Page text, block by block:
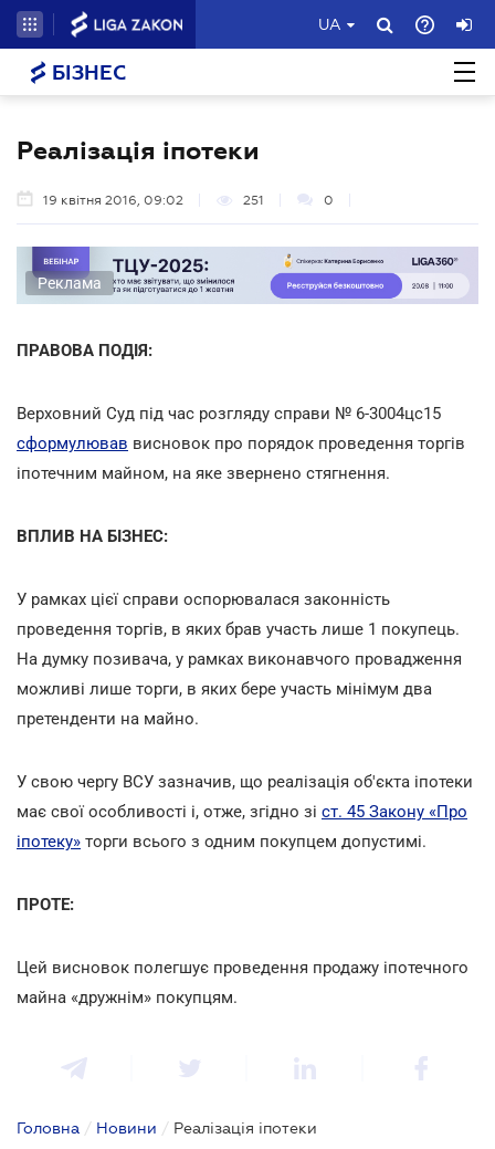
UA
БІЗНЕС
Реалізація іпотеки
19 квітня 2016, 09:02 251 0
Реклама
ПРАВОВА ПОДІЯ:
Верховний Суд під час розгляду справи № 6-3004цс15
сформулював висновок про порядок проведення торгів
іпотечним майном, на яке звернено стягнення.
ВПЛИВ НА БІЗНЕС:
У рамках цієї справи оспорювалася законність
проведення торгів, в яких брав участь лише 1 покупець.
На думку позивача, у рамках виконавчого провадження
можливі лише торги, в яких бере участь мінімум два
претенденти на майно.
У свою чергу ВСУ зазначив, що реалізація об'єкта іпотеки
має свої особливості і, отже, згідно зі ст. 45 Закону «Про
іпотеку» торги всього з одним покупцем допустимі.
ПРОТЕ:
Цей висновок полегшує проведення продажу іпотечного
майна «дружнім» покупцям.
Головна / Новини / Реалізація іпотеки